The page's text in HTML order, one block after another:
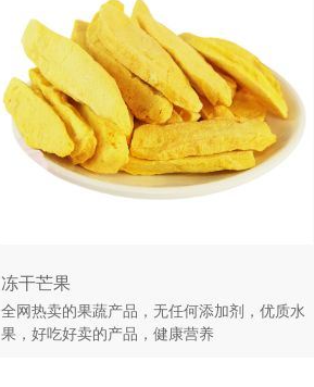
冻干芒果
全网热卖的果蔬产品，无任何添加剂，优质水
果，好吃好卖的产品，健康营养